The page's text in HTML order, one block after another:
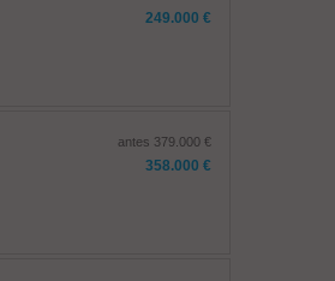
249.000 €
antes 379.000 €
358.000 €